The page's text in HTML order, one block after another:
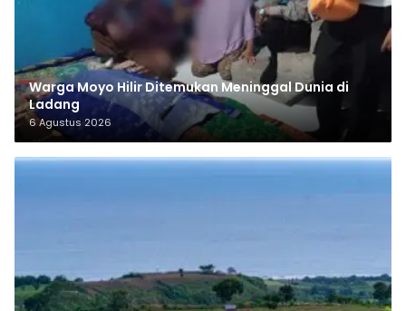
Warga Moyo Hilir Ditemukan Meninggal Dunia di
Ladang
6 Agustus 2026